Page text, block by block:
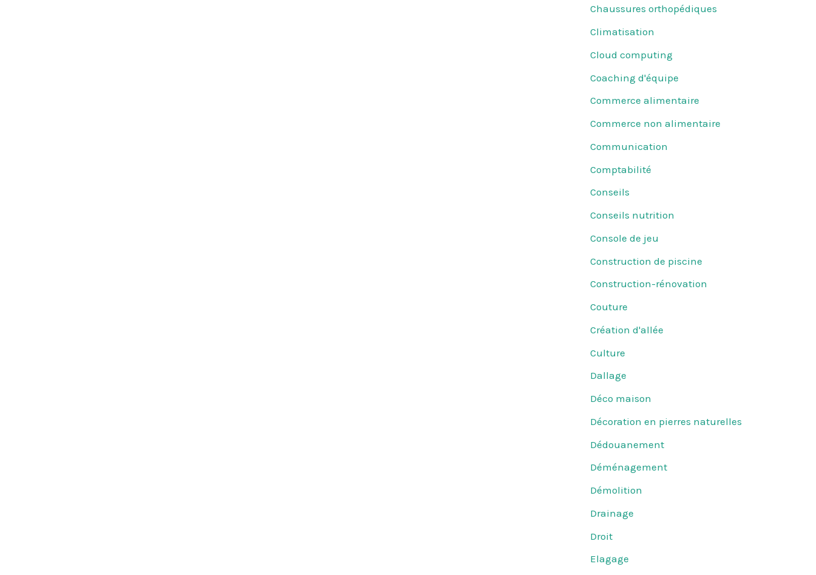
Chaussures orthopédiques
Climatisation
Cloud computing
Coaching d'équipe
Commerce alimentaire
Commerce non alimentaire
Communication
Comptabilité
Conseils
Conseils nutrition
Console de jeu
Construction de piscine
Construction-rénovation
Couture
Création d'allée
Culture
Dallage
Déco maison
Décoration en pierres naturelles
Dédouanement
Déménagement
Démolition
Drainage
Droit
Elagage